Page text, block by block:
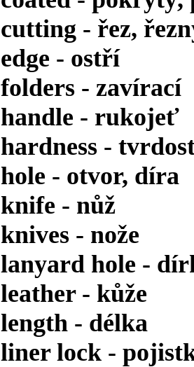
cutting - řez,
edge - ostří
folders - zavírací
handle - rukojeť
hardness -
hole - otvor, díra
knife - nůž
knives - nože
lanyard hole -
leather - kůže
length - délka
liner lock -